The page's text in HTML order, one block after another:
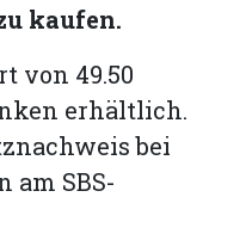
kaufen.
von 49.50
erhältlich.
bei
am SBS-